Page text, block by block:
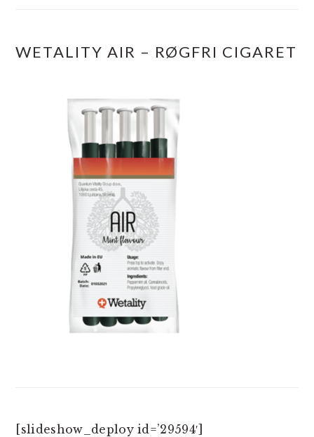
WETALITY AIR – RØGFRI CIGARET
[slideshow_deploy id=’29594′]